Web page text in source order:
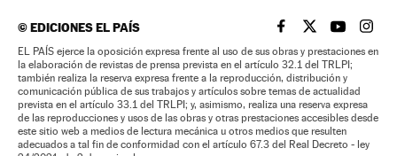
©EDICIONES EL PAÍS EL PAÍS BRASIL EN
EL PAÍSEL PAÍS
EL
EL PAÍS ejerce la oposición expresa frente al uso de sus obras y prestaciones en
la elaboración de revistas de prensa prevista en el artículo 32.1 del TRLPI;
también realiza la reserva expresa frente a la reproducción, distribución y
comunicación pública de sus trabajos y artículos sobre temas de actualidad
prevista en el artículo 33.1 del TRLPI; y, asimismo, realiza una reserva expresa
de las reproducciones y usos de las obras y otras prestaciones accesibles desde
este sitio web a medios de lectura mecánica u otros medios que resulten
adecuados a tal fin de conformidad con el artículo 67.3 del Real Decreto - ley